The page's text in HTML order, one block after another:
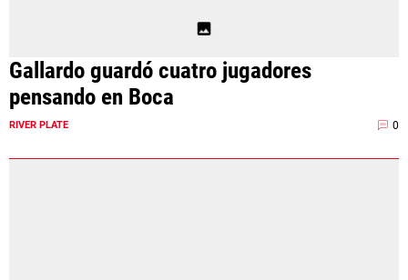
Gallardo guardó cuatro jugadores
pensando en Boca
RIVER PLATE 0